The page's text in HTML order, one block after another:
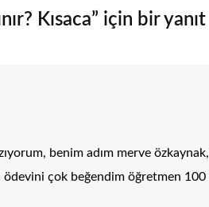
Kısaca” için bir yanıt
benim adım merve
ödevini çok beğendim öğretmen